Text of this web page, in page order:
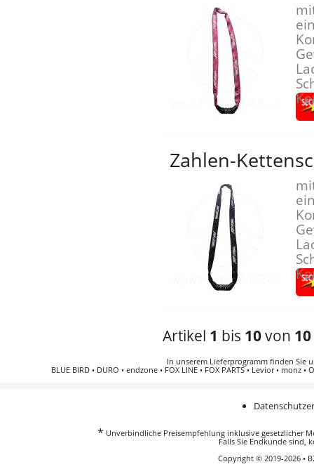
Zahlen-
Artikel 1 bis 10von 10
In unserem Lieferprogramm finden Sie
BLUE BIRD• DURO • endzone• FOX LINE• FOX PARTS• Levior• monz•
* Unverbindliche Preisempfehlung inklusive gesetzlicher
Falls Sie Endkunde sind,
Copyright © 2019-2026 •